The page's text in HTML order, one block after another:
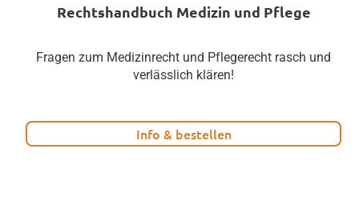
Rechtshandbuch Medizin und Pflege
Fragen zum Medizinrecht und Pflegerecht rasch und
verlässlich klären!
Info & bestellen